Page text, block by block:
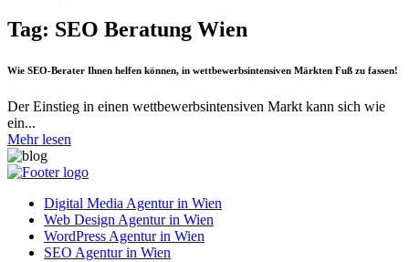
Tag: SEO Beratung Wien
Wie SEO-Berater Ihnen helfen können, in wettbewerbsintensiven Märkten Fuß zu fassen!
Der Einstieg in einen wettbewerbsintensiven Markt kann sich wie
ein...
Mehr lesen
Digital Media Agentur in Wien
Web Design Agentur in Wien
WordPress Agentur in Wien
SEO Agentur in Wien